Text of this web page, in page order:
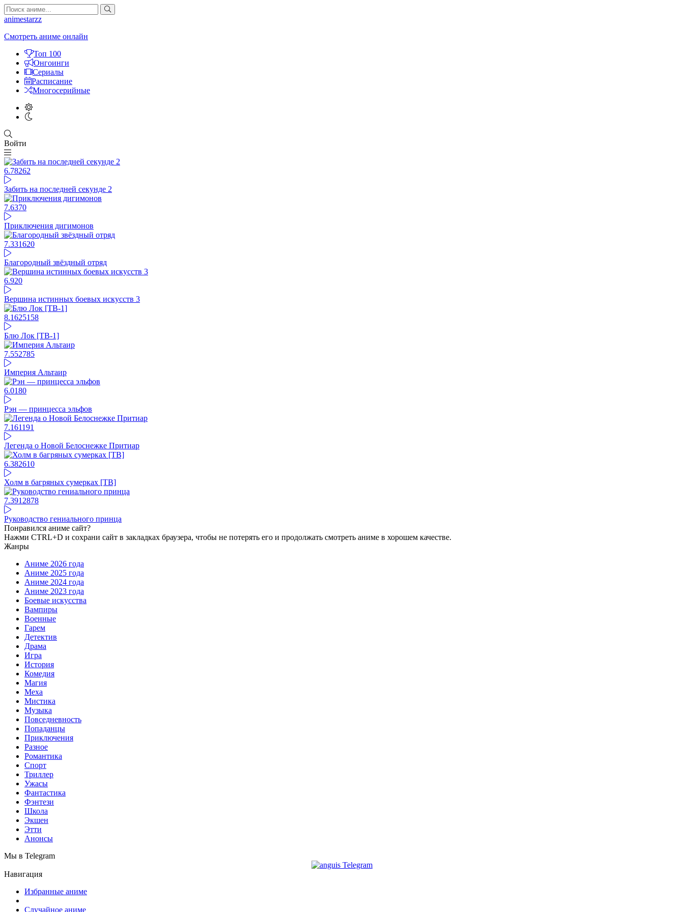
animestarzz
Смотреть аниме онлайн
Топ 100
Онгоинги
Сериалы
Расписание
Многосерийные
Войти
6.78262
Забить на последней секунде 2
7.6370
Приключения дигимонов
7.331620
Благородный звёздный отряд
6.920
Вершина истинных боевых искусств 3
8.1625158
Блю Лок [ТВ-1]
7.552785
Империя Альтаир
6.0180
Рэн — принцесса эльфов
7.161191
Легенда о Новой Белоснежке Притиар
6.382610
Холм в багряных сумерках [ТВ]
7.3912878
Руководство гениального принца
Понравился аниме сайт?
Нажми CTRL+D и сохрани сайт в закладках браузера, чтобы не потерять его и продолжать смотреть аниме в хорошем качестве.
Жанры
Аниме 2026 года
Аниме 2025 года
Аниме 2024 года
Аниме 2023 года
Боевые искусства
Вампиры
Военные
Гарем
Детектив
Драма
Игра
История
Комедия
Магия
Меха
Мистика
Музыка
Повседневность
Попаданцы
Приключения
Разное
Романтика
Спорт
Триллер
Ужасы
Фантастика
Фэнтези
Школа
Экшен
Этти
Анонсы
Мы в Telegram
Навигация
Избранные аниме
Случайное аниме